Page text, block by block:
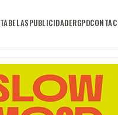
TABELASPUBLICIDADERGPD